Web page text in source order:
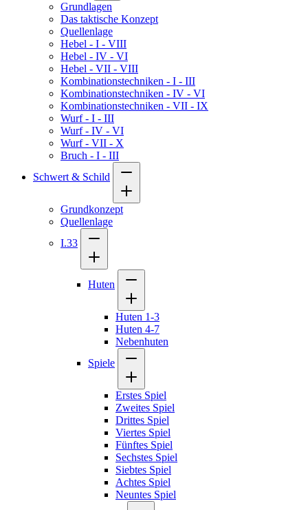
Grundlagen
Das taktische Konzept
Quellenlage
Hebel - I - VIII
Hebel - IV - VI
Hebel - VII - VIII
Kombinationstechniken - I - III
Kombinationstechniken - IV - VI
Kombinationstechniken - VII - IX
Wurf - I - III
Wurf - IV - VI
Wurf - VII - X
Bruch - I - III
Schwert & Schild
Grundkonzept
Quellenlage
I.33
Huten
Huten 1-3
Huten 4-7
Nebenhuten
Spiele
Erstes Spiel
Zweites Spiel
Drittes Spiel
Viertes Spiel
Fünftes Spiel
Sechstes Spiel
Siebtes Spiel
Achtes Spiel
Neuntes Spiel